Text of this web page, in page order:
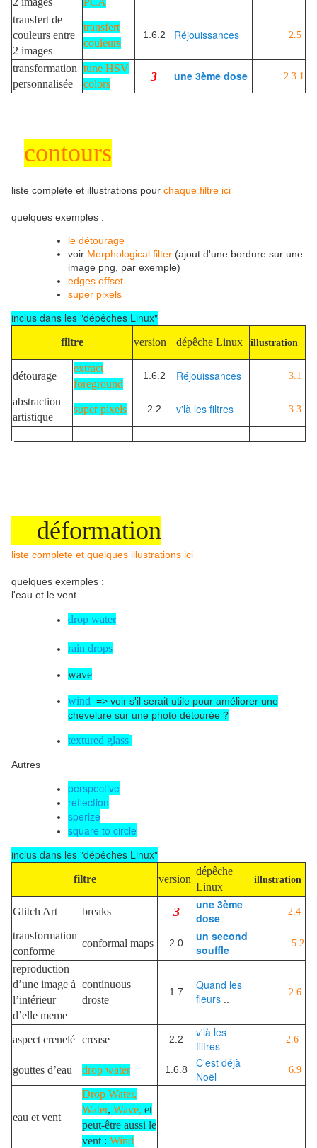
transfert de
couleurs entre
2 images
transfert
couleurs
1.6.2 Réjouissances 2.5
transformation
personnalisée
tune HSV
colors
3 une 3ème dose 2.3.1
contours
liste complète et illustrations pour chaque filtre ici
quelques exemples :
le détourage
voir Morphological filter (ajout d'une bordure sur une
image png, par exemple)
edges offset
super pixels
inclus dans les "dépêches Linux"
filtre version dépêche Linux illustration
détourage
extract
foreground
1.6.2 Réjouissances 3.1
abstraction
artistique
super pixels 2.2 v'là les filtres 3.3
déformation
liste complete et quelques illustrations ici
quelques exemples :
l'eau et le vent
drop water
rain drops
wave
wind => voir s'il serait utile pour améliorer une
chevelure sur une photo détourée ?
textured glass
Autres
perspective
reflection
sperize
square to circle
inclus dans les "dépêches Linux"
filtre version
dépêche
Linux
illustration
Glitch Art breaks 3
une 3ème
dose
2.4-
transformation
conforme
conformal maps 2.0
un second
souffle
5.2
reproduction
d’une image à
l’intérieur
d’elle meme
continuous
droste
1.7
Quand les
fleurs .. 2.6
aspect crenelé crease 2.2
v'là les
filtres
2.6
gouttes d’eau drop water 1.6.8
C'est déjà
Noël
6.9
eau et vent
Drop Water,
Water, Wave, et
peut-être aussi le
vent : Wind